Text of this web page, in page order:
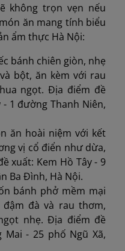
không trọn vẹn nếu
ăn mang tính biểu
ẩm thực Hà Nội:
bánh chiên giòn, nhẹ
bột, ăn kèm với rau
ngọt. Địa điểm đề
1 đường Thanh Niên,
ăn hoài niệm với kết
vị cổ điển như dừa,
xuất: Kem Hồ Tây - 9
Ba Đình, Hà Nội.
bánh phở mềm mại
đà và rau thơm,
nhẹ. Địa điểm đề
Mai - 25 phố Ngũ Xã,